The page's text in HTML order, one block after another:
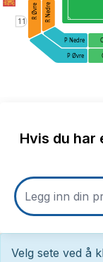
11
P Øvre
P Nedre
R Øvre R Nedre
Hvis du har
Velg sete ved å